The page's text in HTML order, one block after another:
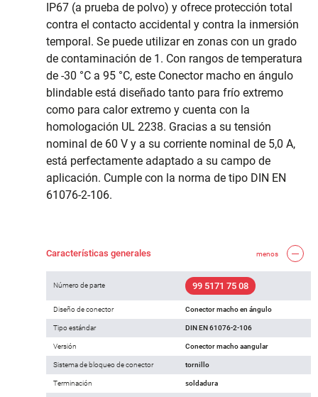
IP67 (a prueba de polvo) y ofrece protección total
contra el contacto accidental y contra la inmersión
temporal. Se puede utilizar en zonas con un grado
de contaminación de 1. Con rangos de temperatura
de -30 °C a 95 °C, este Conector macho en ángulo
blindable está diseñado tanto para frío extremo
como para calor extremo y cuenta con la
homologación UL 2238. Gracias a su tensión
nominal de 60 V y a su corriente nominal de 5,0 A,
está perfectamente adaptado a su campo de
aplicación. Cumple con la norma de tipo DIN EN
61076-2-106.
Características generales menos
Número de parte 99 5171 75 08
Diseño de conector Conector macho en ángulo
Tipo estándar DIN EN 61076-2-106
Versión Conector macho aangular
Sistema de bloqueo de conector tornillo
Terminación soldadura